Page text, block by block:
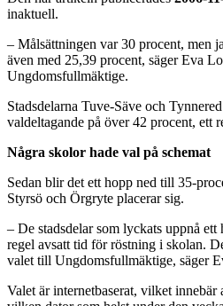
inaktuell.
– Målsättningen var 30 procent, men
även med 25,39 procent, säger Eva
Ungdomsfullmäktige.
Stadsdelarna Tuve-Säve och
valdeltagande på över 42 procent, ett
Några skolor hade val på schemat
Sedan blir det ett hopp ned till 35-
Styrsö och Örgryte placerar sig.
– De stadsdelar som lyckats uppnå
regel avsatt tid för röstning i skolan.
valet till Ungdomsfullmäktige, säger
Valet är internetbaserat, vilket innebär